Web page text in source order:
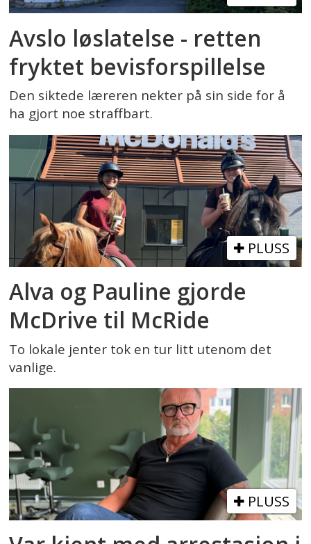
Avslo løslatelse - retten
fryktet bevisforspillelse
Den siktede læreren nekter på sin side for å
ha gjort noe straffbart.
PLUSS
Alva og Pauline gjorde
McDrive til McRide
To lokale jenter tok en tur litt utenom det
vanlige.
PLUSS